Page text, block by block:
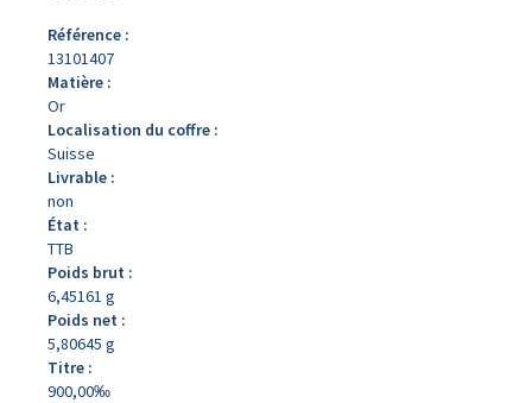
Référence :
13101407
Matière :
Or
Localisation du coffre :
Suisse
Livrable :
non
État :
TTB
Poids brut :
6,45161 g
Poids net :
5,80645 g
Titre :
900,00‰